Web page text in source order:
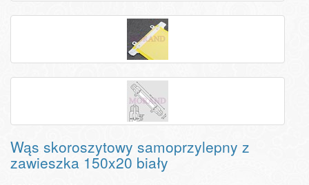
Wąs skoroszytowy samoprzylepny z
zawieszka 150x20 biały